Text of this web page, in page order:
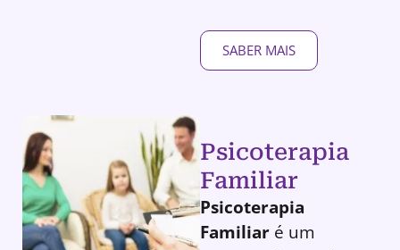
SABER MAIS
Psicoterapia
Familiar
Psicoterapia
Familiar é um